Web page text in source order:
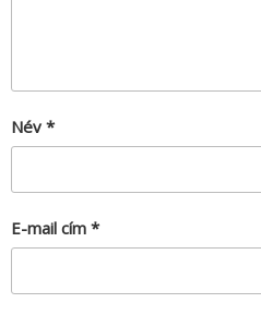
Név *
E-mail cím *